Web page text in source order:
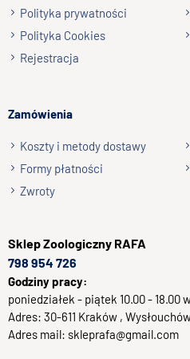
Wyślij opinię
Polityka prywatności
Polityka Cookies
Rejestracja
Zamówienia
Koszty i metody dostawy
Formy płatności
Zwroty
SklepZoologiczny RAFA
798 954 726
Godziny pracy:
poniedziałek - piątek 10.00 - 18.00
Adres: 30-611 Kraków ,
Adres mail: skleprafa@gmail.com